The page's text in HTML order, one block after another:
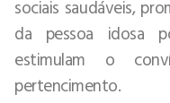
sociais saudáveis,
da pessoa idosa
estimulam o
pertencimento.